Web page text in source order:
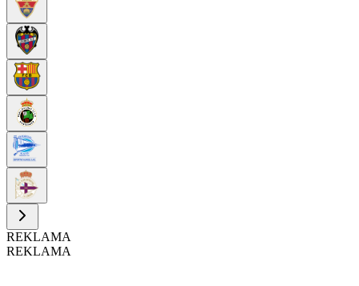
REKLAMA
REKLAMA